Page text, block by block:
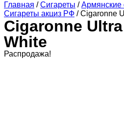
Главная /Сигареты /Армянские
Сигареты акциз РФ / Cigaronne
Cigaronne
White
Распродажа!